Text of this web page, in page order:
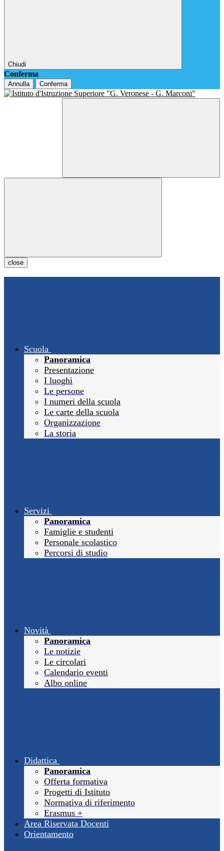
Chiudi
Conferma
Annulla Conferma
close
Scuola
Panoramica
Presentazione
I luoghi
Le persone
I numeri della scuola
Le carte della scuola
Organizzazione
La storia
Servizi
Panoramica
Famiglie e studenti
Personale scolastico
Percorsi di studio
Novità
Panoramica
Le notizie
Le circolari
Calendario eventi
Albo online
Didattica
Panoramica
Offerta formativa
Progetti di Istituto
Normativa di riferimento
Erasmus +
Area Riservata Docenti
Orientamento